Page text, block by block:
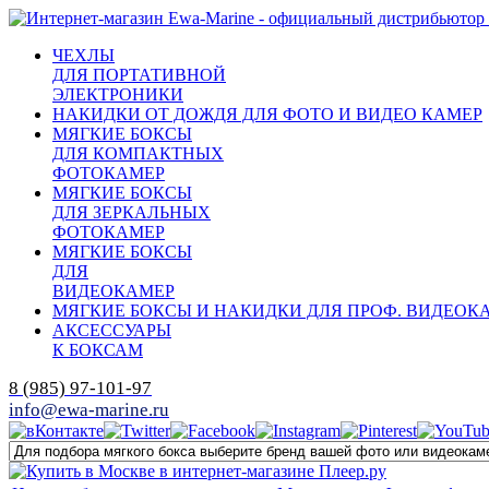
ЧЕХЛЫ
ДЛЯ ПОРТАТИВНОЙ
ЭЛЕКТРОНИКИ
НАКИДКИ ОТ ДОЖДЯ ДЛЯ ФОТО И ВИДЕО КАМЕР
МЯГКИЕ БОКСЫ
ДЛЯ КОМПАКТНЫХ
ФОТОКАМЕР
МЯГКИЕ БОКСЫ
ДЛЯ ЗЕРКАЛЬНЫХ
ФОТОКАМЕР
МЯГКИЕ БОКСЫ
ДЛЯ
ВИДЕОКАМЕР
МЯГКИЕ БОКСЫ И НАКИДКИ ДЛЯ ПРОФ.
АКСЕССУАРЫ
К БОКСАМ
8 (985) 97-101-97
info@ewa-marine.ru